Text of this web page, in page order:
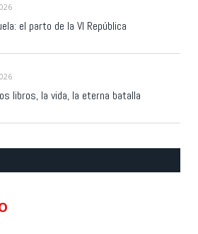
el parto de la VI República
libros, la vida, la eterna batalla